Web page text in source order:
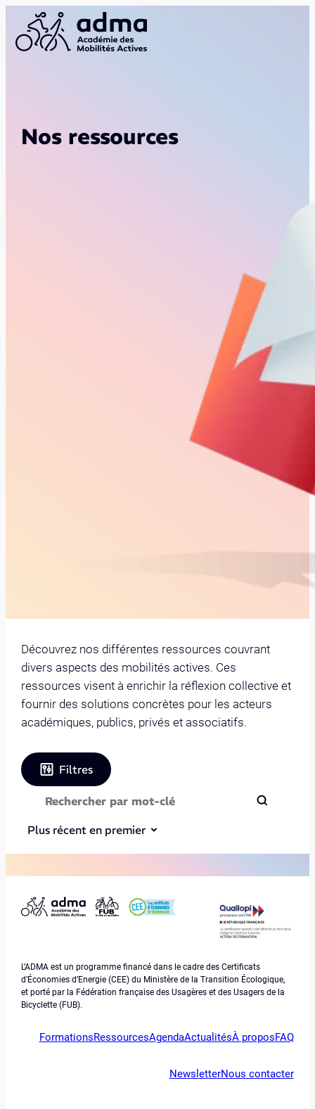
Nos ressources
Découvrez nos différentes ressources couvrant
divers aspects des mobilités actives. Ces
ressources visent à enrichir la réflexion collective et
fournir des solutions concrètes pour les acteurs
académiques, publics, privés et associatifs.
Filtres
Plus récent en premier
L’ADMA est un programme financé dans le cadre des Certificats
d’Économies d’Energie (CEE) du Ministère de la Transition Écologique,
et porté par la Fédération française des Usagères et des Usagers de la
Bicyclette (FUB).
FormationsRessourcesAgendaActualitésÀ proposFAQ
NewsletterNous contacter